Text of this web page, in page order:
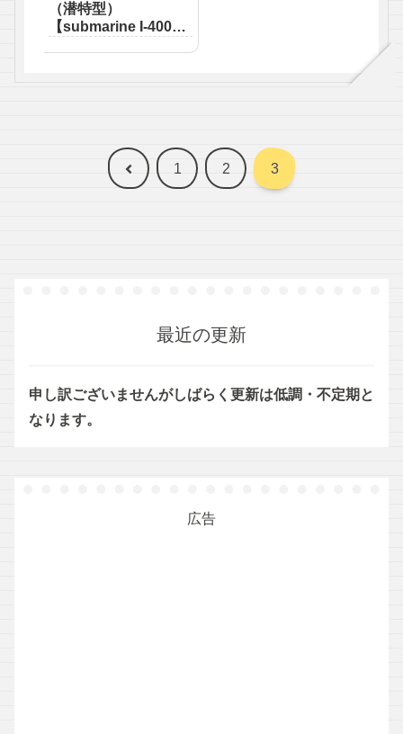
（潜特型）
【submarine I-400
前 1 2 3
最近の更新
申し訳ございませんがしばらく更新は低調・不定期と
なります。
広告